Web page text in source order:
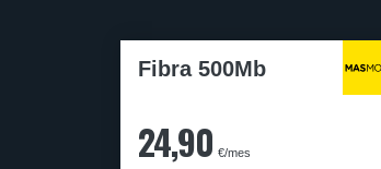
Fibra 500Mb
24,90 €/mes